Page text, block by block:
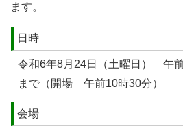
ます。
日時
令和6年8月24日（土曜日） 午
まで（開場 午前10時30分）
会場